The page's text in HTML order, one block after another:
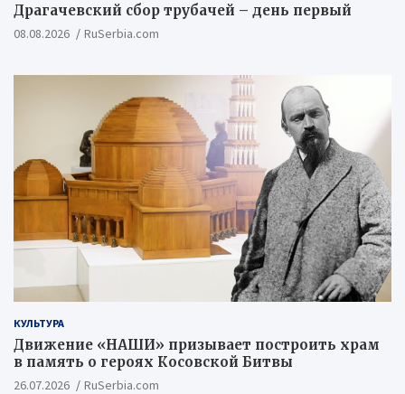
Драгачевский сбор трубачей – день первый
08.08.2026 RuSerbia.com
КУЛЬТУРА
Движение «НАШИ» призывает построить храм
в память о героях Косовской Битвы
26.07.2026 RuSerbia.com